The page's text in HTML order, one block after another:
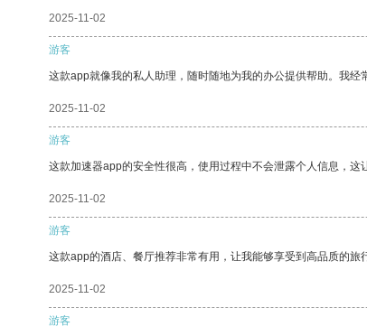
2025-11-02
游客
这款app就像我的私人助理，随时随地为我的办公提供帮助。我
2025-11-02
游客
这款加速器app的安全性很高，使用过程中不会泄露个人信息，
2025-11-02
游客
这款app的酒店、餐厅推荐非常有用，让我能够享受到高品质的旅
2025-11-02
游客